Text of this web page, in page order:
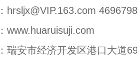
hrsljx@VIP.163.com
www.huaruisuji.com
瑞安市经济开发区港口大道